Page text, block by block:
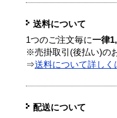
送料について
1つのご注文毎に一律
※売掛取引(後払い)の
⇒送料について詳しく
配送について